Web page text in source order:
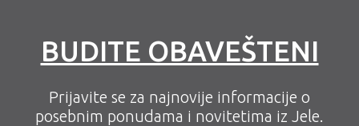
BUDITE OBAVEŠTENI
Prijavite se za najnovije informacije o
posebnim ponudama i novitetima iz Jele.